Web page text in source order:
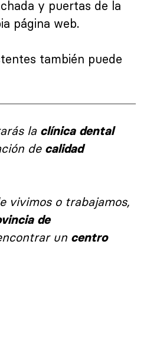
y puertas de la
página web.
también puede
la clínica dental
de calidad
vivimos o trabajamos,
de
un centro